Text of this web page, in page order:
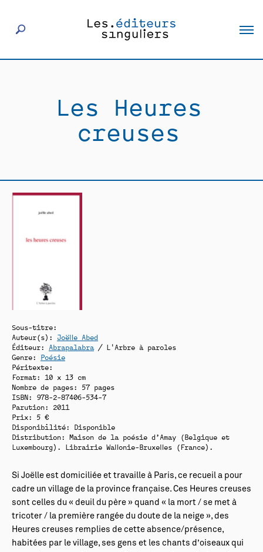
Actualités
Rencontres
Les Heures
creuses
Sous-titre:
Auteur(s): Joëlle Abed
Éditeur: Abrapalabra/ L'Arbre à paroles
Genre: Poésie
Péritexte:
Format: 10 x 13 cm
Nombre de pages: 57 pages
ISBN: 978-2-87406-534-7
Parution: 2011
Prix: 5 €
Disponibilité:
Disponible
Distribution: Maison de la poésie d’Amay (Belgique et
Luxembourg). Librairie Wallonie-Bruxelles (France).
Si Joëlle est domiciliée et travaille à Paris, ce recueil a pour
cadre un village de la province française. Ces Heures creuses
sont celles du « deuil du père » quand « la mort / se met à
tricoter / la première rangée du doute de la neige », des
Heures creuses remplies de cette absence/présence,
habitées par le village, ses gens et les chants d’oiseaux qui